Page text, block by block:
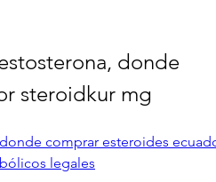
donde
steroidkur mg
comprar esteroides
legales